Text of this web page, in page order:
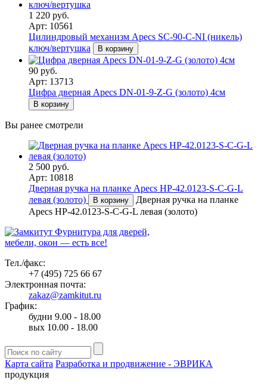
1 220 руб.
Арт: 10561
Цилиндровый механизм Apecs SC-90-C-NI (никель)
ключ/вертушка
В корзину
90 руб.
Арт: 13713
Цифра дверная Apecs DN-01-9-Z-G (золото) 4см
В корзину
Вы ранее смотрели
2 500 руб.
Арт: 10818
Дверная ручка на планке Apecs HP-42.0123-S-C-G-L
левая (золото)
В корзину
Дверная ручка на планке
Apecs HP-42.0123-S-C-G-L левая (золото)
Фурнитура для дверей,
мебели, окон — есть все!
Тел./факс:
+7 (495) 725 66 67
Электронная почта:
zakaz@zamkitut.ru
График:
будни 9.00 - 18.00
вых 10.00 - 18.00
Карта сайта Разработка и продвижение - ЭВРИКА
продукция